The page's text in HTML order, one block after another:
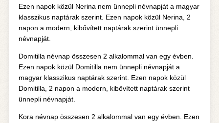
Ezen napok közül Nerina nem ünnepli névnapját a magyar
klasszikus naptárak szerint. Ezen napok közül Nerina, 2
napon a modern, kibővített naptárak szerint ünnepli
névnapját.
Domitilla névnap összesen 2 alkalommal van egy évben.
Ezen napok közül Domitilla nem ünnepli névnapját a
magyar klasszikus naptárak szerint. Ezen napok közül
Domitilla, 2 napon a modern, kibővített naptárak szerint
ünnepli névnapját.
Kora névnap összesen 2 alkalommal van egy évben. Ezen